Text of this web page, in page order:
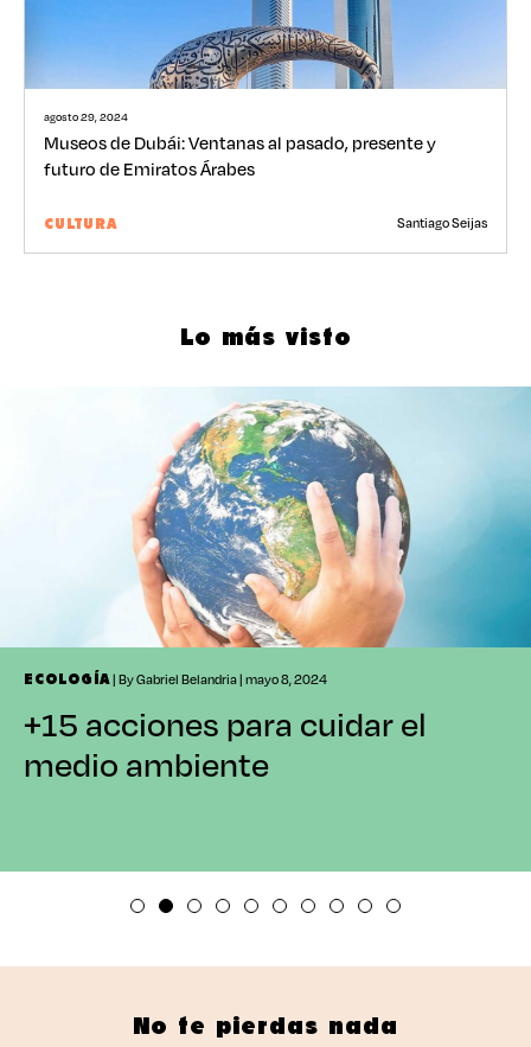
agosto 29, 2024
Museos de Dubái: Ventanas al pasado, presente y
futuro de Emiratos Árabes
CULTURA Santiago Seijas
Lo más visto
ECOLOGÍA| By Gabriel Belandria | mayo 8, 2024
+15 acciones para cuidar el
medio ambiente
No te pierdas nada